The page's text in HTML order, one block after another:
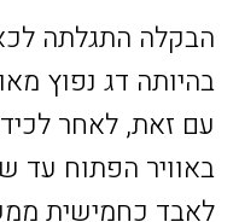
הבקלה התגלתה
בהיותה דג נפוץ
עם זאת, לאחר
באוויר הפתוח
לאבד כחמישית